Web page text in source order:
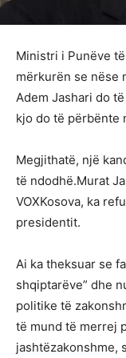
Ministri i Punëve
mërkurën se nëse
Adem Jashari do
kjo do të përbënte
Megjithatë, një
të ndodhë.Murat
VOXKosova, ka
presidentit.
Ai ka theksuar se
shqiptarëve” dhe
politike të
të mund të merrej
jashtëzakonshme,